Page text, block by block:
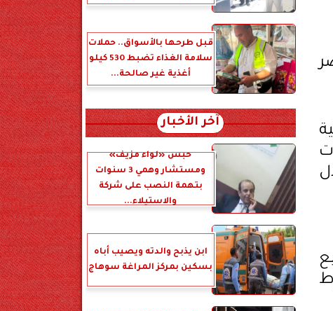
قبل طرحها بالأسواق.. حملات
سلامة الغذاء تضبط 530 كيلو
أغذية غير صالحة...
آخر الأخبار
حبس «لواء مزيف»
ومستشار وهمي 3 سنوات
بتهمة النصب على شركة
والاستيلاء...
ابن يذبح والدته ويصيب أباه
بسكين بمركز المراغة سوهاج